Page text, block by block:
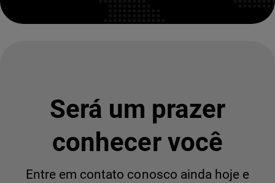
Será um prazer
conhecer você
Entre em contato conosco ainda hoje e